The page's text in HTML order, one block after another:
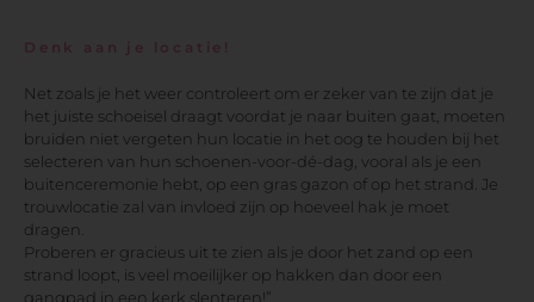
Denk aan je locatie!
Net zoals je het weer controleert om er zeker van te zijn dat je
het juiste schoeisel draagt ​​voordat je naar buiten gaat, moeten
bruiden niet vergeten hun locatie in het oog te houden bij het
selecteren van hun schoenen-voor-dé-dag, vooral als je een
buitenceremonie hebt, op een gras gazon of op het strand. Je
trouwlocatie zal van invloed zijn op hoeveel hak je moet
dragen.
Proberen er gracieus uit te zien als je door het zand op een
strand loopt, is veel moeilijker op hakken dan door een
gangpad in een kerk slenteren!”